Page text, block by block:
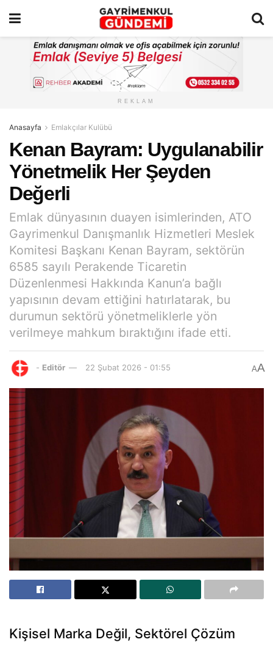
REKLAM
Anasayfa Emlakçılar Kulübü
Kenan Bayram: Uygulanabilir
Yönetmelik Her Şeyden
Değerli
Emlak dünyasının duayen isimlerinden, ATO
Gayrimenkul Danışmanlık Hizmetleri Meslek
Komitesi Başkanı Kenan Bayram, sektörün
6585 sayılı Perakende Ticaretin
Düzenlenmesi Hakkında Kanun’a bağlı
yapısının devam ettiğini hatırlatarak, bu
durumun sektörü yönetmeliklerle yön
verilmeye mahkum bıraktığını ifade etti.
- Editör 22 Şubat 2026 - 01:55 AA
Kişisel Marka Değil, Sektörel Çözüm